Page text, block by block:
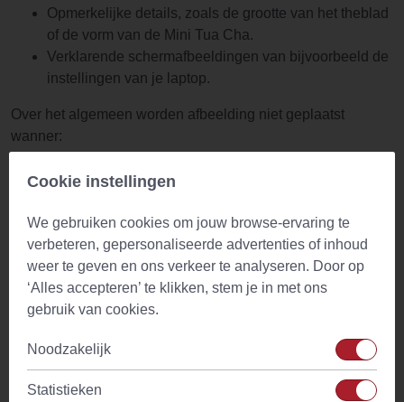
Opmerkelijke details, zoals de grootte van het theblad
of de vorm van de Mini Tua Cha.
Verklarende schermafbeeldingen van bijvoorbeeld de
instellingen van je laptop.
Over het algemeen worden afbeelding niet geplaatst
wanner:
irrelevante afbeeldingen;
kwetsende of expliciete afbeeldingen;
slechte kwaliteit of bestanden die niet in JPEG- of
PNG-formaat zijn;
Wie kan op de website een review
schrijven over producten?
Wij vinden het belangrijk dat zoveel mogelijk klanten hun
mening kunnen geven over een product. Daarom kan
iedereen die een product bij ons kocht hier een review over
Cookie instellingen
We gebruiken cookies om jouw browse-ervaring te
verbeteren, gepersonaliseerde advertenties of inhoud
weer te geven en ons verkeer te analyseren. Door op
‘Alles accepteren’ te klikken, stem je in met ons
gebruik van cookies.
Noodzakelijk
Statistieken